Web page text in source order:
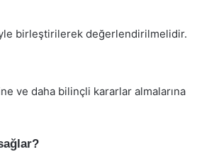
birleştirilerek değerlendirilmelidir.
ve daha bilinçli kararlar almalarına